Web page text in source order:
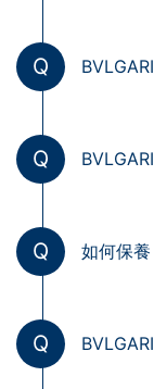
Q
Q
Q 如何保養
Q